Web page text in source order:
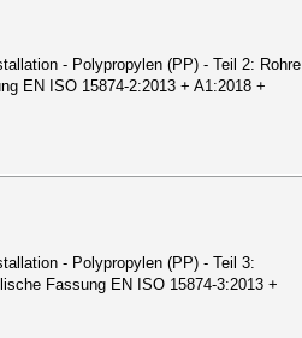
- Polypropylen (PP) - Teil 2: Rohre
EN ISO 15874-2:2013 + A1:2018 +
- Polypropylen (PP) - Teil 3:
Fassung EN ISO 15874-3:2013 +